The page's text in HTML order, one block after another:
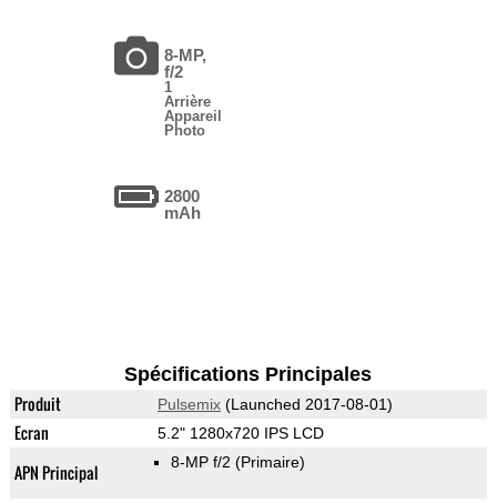
8-MP,
f/2
1
Arrière
Appareil
Photo
2800
mAh
Spécifications Principales
Produit Pulsemix(Launched 2017-08-01)
Ecran 5.2" 1280x720 IPS LCD
APN Principal 8-MP f/2 (Primaire)